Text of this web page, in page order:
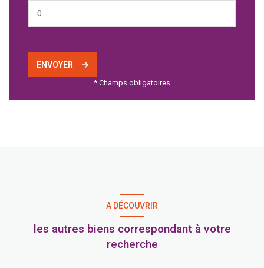
ENVOYER
* Champs obligatoires
A DÉCOUVRIR
les autres biens correspondant à votre
recherche